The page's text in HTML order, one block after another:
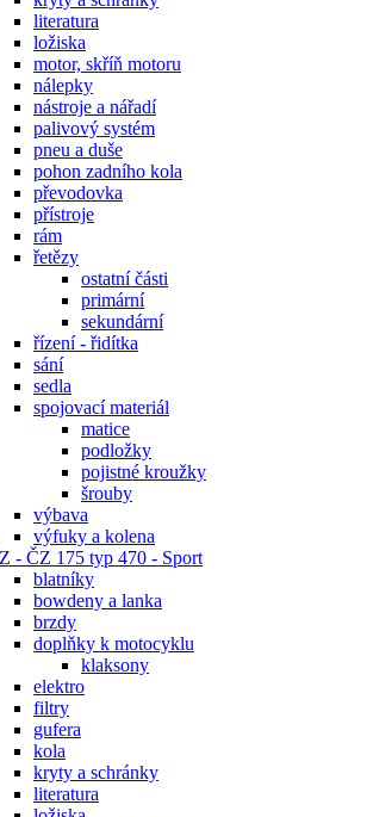
literatura
ložiska
motor, skříň motoru
nálepky
nástroje a nářadí
palivový systém
pneu a duše
pohon zadního kola
převodovka
přístroje
rám
řetězy
ostatní části
primární
sekundární
řízení - řidítka
sání
sedla
spojovací materiál
matice
podložky
pojistné kroužky
šrouby
výbava
výfuky a kolena
- ČZ 175 typ 470 - Sport
blatníky
bowdeny a lanka
brzdy
doplňky k motocyklu
klaksony
elektro
filtry
gufera
kola
kryty a schránky
literatura